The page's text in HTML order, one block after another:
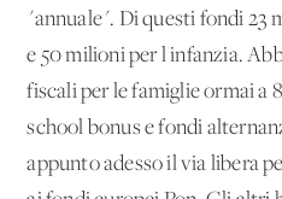
"annuale". Di questi fondi 23
e 50 milioni per l'infanzia.
fiscali per le famiglie ormai a
school bonus e fondi
appunto adesso il via libera